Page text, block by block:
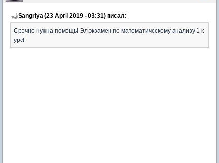
Sangriya (23 April 2019 - 03:31) писал:
Срочно нужна помощь! Эл.экзамен по математическому анализу 1 к
урс!